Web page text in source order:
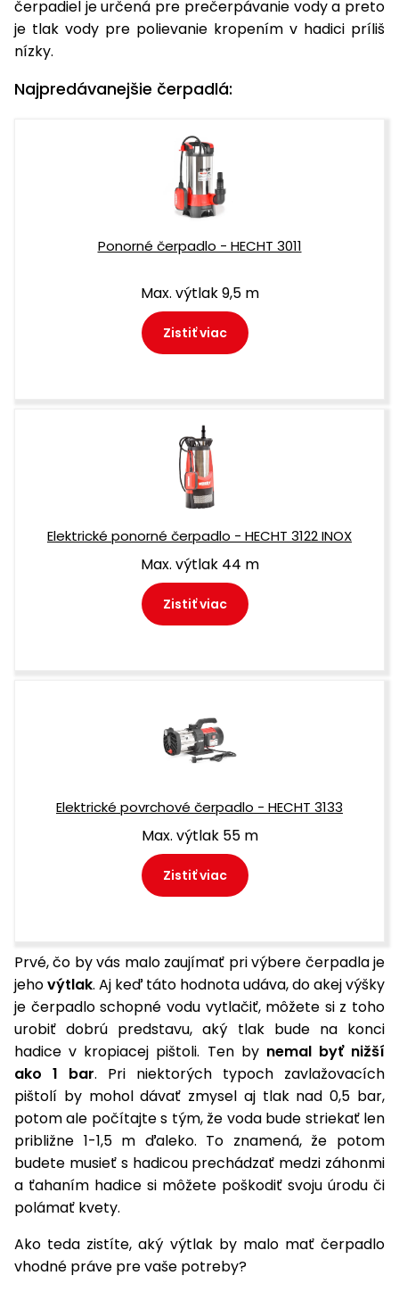
čerpadiel je určená pre prečerpávanie vody a preto
je tlak vody pre polievanie kropením v hadici príliš
nízky.
Najpredávanejšie čerpadlá:
Ponorné čerpadlo - HECHT 3011
Max. výtlak 9,5 m
Zistiť viac
Elektrické ponorné čerpadlo - HECHT 3122 INOX
Max. výtlak 44 m
Zistiť viac
Elektrické povrchové čerpadlo - HECHT 3133
Max. výtlak 55 m
Zistiť viac
Prvé, čo by vás malo zaujímať pri výbere čerpadla je
jehovýtlak. Aj keď táto hodnota udáva, do akej výšky
je čerpadlo schopné vodu vytlačiť, môžete si z toho
urobiť dobrú predstavu, aký tlak bude na konci
hadice v kropiacej pištoli. Ten by nemal byť nižší
ako 1 bar. Pri niektorých typoch zavlažovacích
pištolí by mohol dávať zmysel aj tlak nad 0,5 bar,
potom ale počítajte s tým, že voda bude striekať len
približne 1-1,5 m ďaleko. To znamená, že potom
budete musieť s hadicou prechádzať medzi záhonmi
a ťahaním hadice si môžete poškodiť svoju úrodu či
polámať kvety.
Ako teda zistíte, aký výtlak by malo mať čerpadlo
vhodné práve pre vaše potreby?